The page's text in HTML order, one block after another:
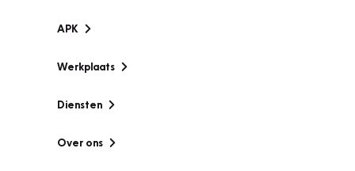
APK
Werkplaats
Diensten
Over ons